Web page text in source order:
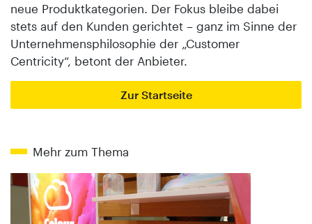
neue Produktkategorien. Der Fokus bleibe dabei
stets auf den Kunden gerichtet – ganz im Sinne der
Unternehmensphilosophie der „Customer
Centricity“, betont der Anbieter.
Zur Startseite
Mehr zum Thema